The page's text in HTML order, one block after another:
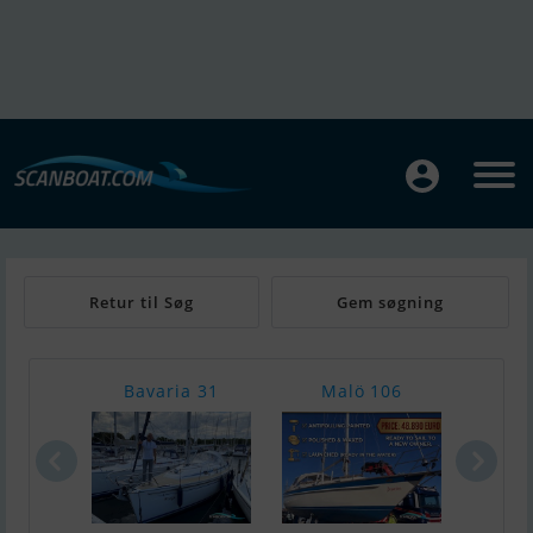
Retur til Søg Gem søgning
Bavaria 31 Malö 106